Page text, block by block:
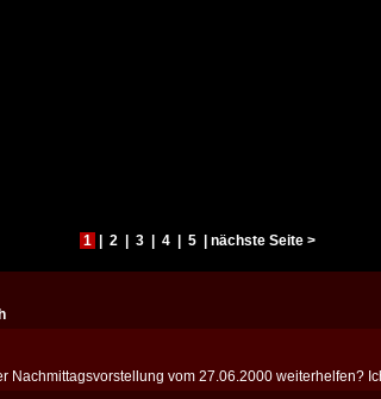
1 2 3 4 5 nächste Seite >
vom 27.06.2000 weiterhelfen?